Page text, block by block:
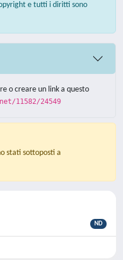
e tutti i diritti sono
o creare un link a questo
11582/24549
stati sottoposti a
ND